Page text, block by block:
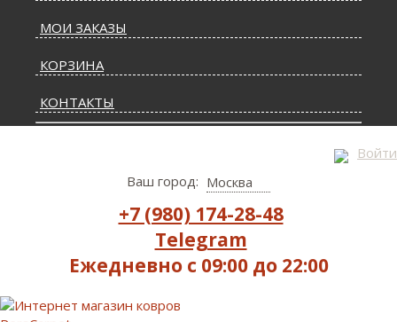
МОИ ЗАКАЗЫ
КОРЗИНА
КОНТАКТЫ
ДОСТАВКА И ОПЛАТА
Войти
Ваш город: Москва
+7 (980) 174-28-48
Telegram
Ежедневно с 09:00 до 22:00